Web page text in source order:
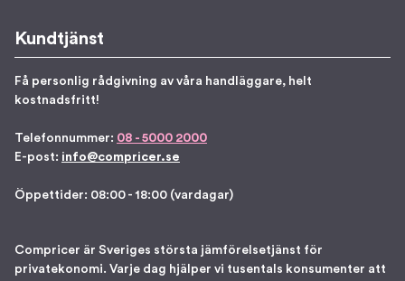
Kundtjänst
Få personlig rådgivning av våra handläggare, helt
kostnadsfritt!
Telefonnummer: 08 - 5000 2000
E-post: info@compricer.se
Öppettider: 08:00 - 18:00 (vardagar)
Compricer är Sveriges största jämförelsetjänst för
privatekonomi. Varje dag hjälper vi tusentals konsumenter att